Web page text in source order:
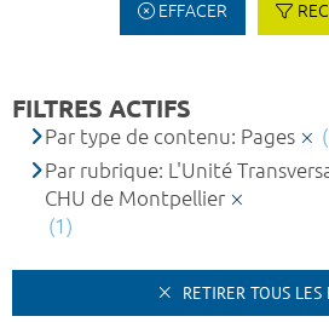
EFFACER
FILTRES ACTIFS
Par type de contenu: Pages
Par rubrique: L'Unité
CHU de Montpellier
(1)
RETIRER TOUS LES